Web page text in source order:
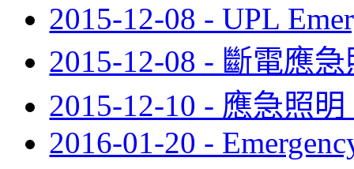
2015-12-08 - UPL
2015-12-08 - 斷電應
2015-12-10 - 應急照
2016-01-20 -